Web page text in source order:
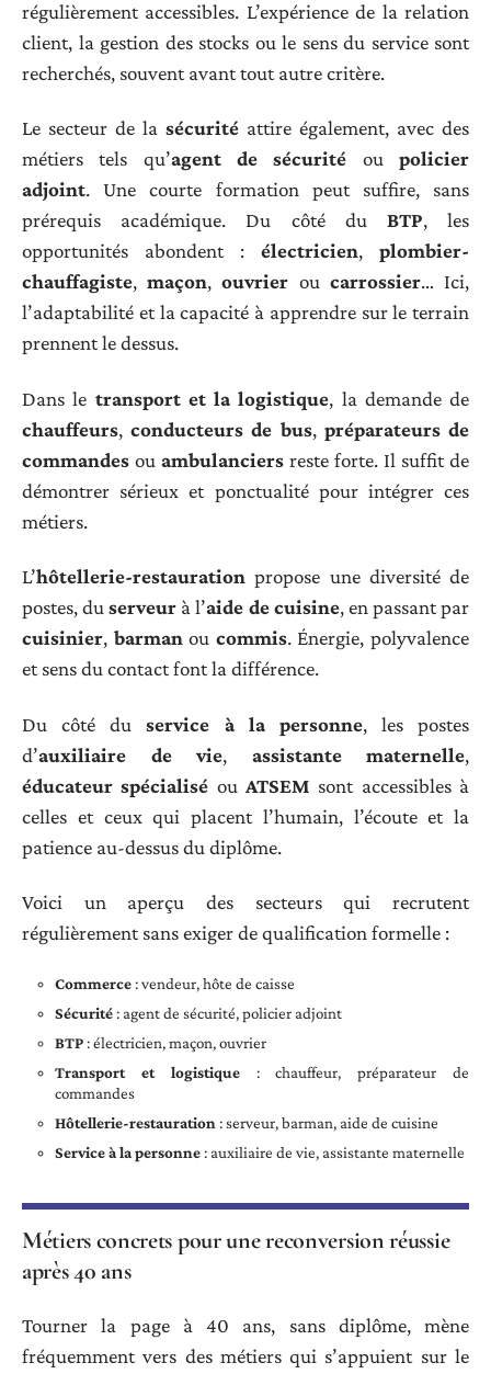
régulièrement accessibles. L’expérience de la relation
client, la gestion des stocks ou le sens du service sont
recherchés, souvent avant tout autre critère.
Le secteur de la sécurité attire également, avec des
métiers tels qu’agent de sécurité oupolicier
adjoint. Une courte formation peut suffire, sans
prérequis académique. Du côté du BTP, les
opportunités abondent : électricien, plombier-
chauffagiste,maçon,ouvrier ou carrossier… Ici,
l’adaptabilité et la capacité à apprendre sur le terrain
prennent le dessus.
Dans le transport et la logistique, la demande de
chauffeurs,conducteurs de bus, préparateurs de
commandes ou ambulanciers reste forte. Il suffit de
démontrer sérieux et ponctualité pour intégrer ces
métiers.
L’hôtellerie-restauration propose une diversité de
postes, duserveur à l’aide de cuisine, en passant par
cuisinier, barman ou commis. Énergie, polyvalence
et sens du contact font la différence.
Du côté duservice à la personne, les postes
d’auxiliaire de vie, assistante maternelle,
éducateur spécialisé ouATSEM sont accessibles à
celles et ceux qui placent l’humain, l’écoute et la
patience au-dessus du diplôme.
Voici un aperçu des secteurs qui recrutent
régulièrement sans exiger de qualification formelle :
Commerce: vendeur, hôte de caisse
Sécurité: agent de sécurité, policier adjoint
BTP: électricien, maçon, ouvrier
Transport et logistique: chauffeur, préparateur de
commandes
Hôtellerie-restauration : serveur, barman, aide de cuisine
Service à la personne: auxiliaire de vie, assistante maternelle
Métiers concrets pour une reconversion réussie
après 40 ans
Tourner la page à 40 ans, sans diplôme, mène
fréquemment vers des métiers qui s’appuient sur le